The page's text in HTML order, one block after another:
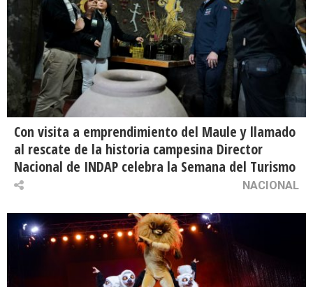
Con visita a emprendimiento del Maule y llamado
al rescate de la historia campesina Director
Nacional de INDAP celebra la Semana del Turismo
NACIONAL